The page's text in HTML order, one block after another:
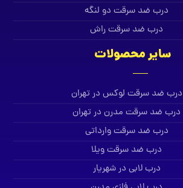
درب ضد سرقت دو لنگه
درب ضد سرقت راش
سایر محصولات
درب ضد سرقت لوکس در تهران
درب ضد سرقت مدرن در تهران
درب ضد سرقت وارداتی
درب ضد سرقت ویلا
درب لابی در شهریار